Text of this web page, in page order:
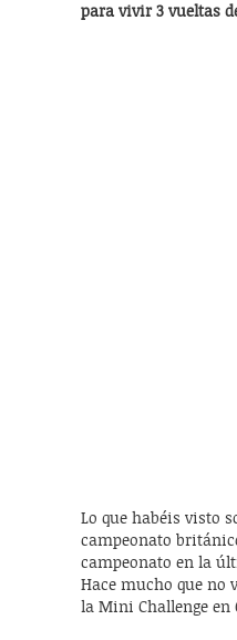
para vivir 3 vueltas
Lo que habéis visto
campeonato
campeonato en la
Hace mucho que no
la Mini Challenge en